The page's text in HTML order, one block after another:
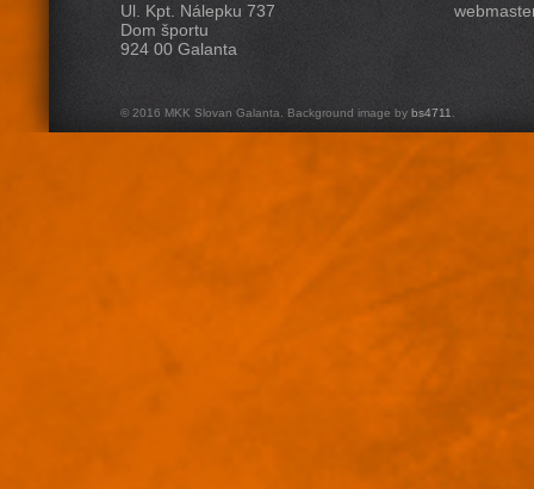
Ul. Kpt. Nálepku 737
Dom športu
924 00 Galanta
© 2016 MKK Slovan Galanta. Background image by bs4711